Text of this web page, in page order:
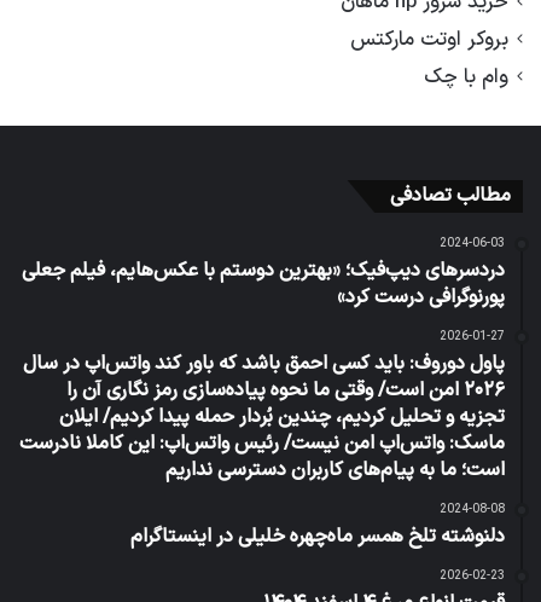
بروکر اوتت مارکتس
وام با چک
مطالب تصادفی
2024-06-03
دردسرهای دیپ‌فیک؛ «بهترین دوستم با عکس‌هایم، فیلم‌ جعلی
پورنو‌گرافی درست کرد»
2026-01-27
پاول دوروف: باید کسی احمق باشد که باور کند واتس‌اپ در سال
۲۰۲۶ امن است/ وقتی ما نحوه پیاده‌سازی رمز نگاری آن را
تجزیه و تحلیل کردیم، چندین بُردار حمله پیدا کردیم/ ایلان
ماسک: واتس‌اپ امن نیست/ رئیس واتس‌اپ: این کاملا نادرست
است؛ ما به پیام‌های‌ کاربران دسترسی نداریم
2024-08-08
دلنوشته تلخ همسر ماه‌چهره خلیلی در اینستاگرام
2026-02-23